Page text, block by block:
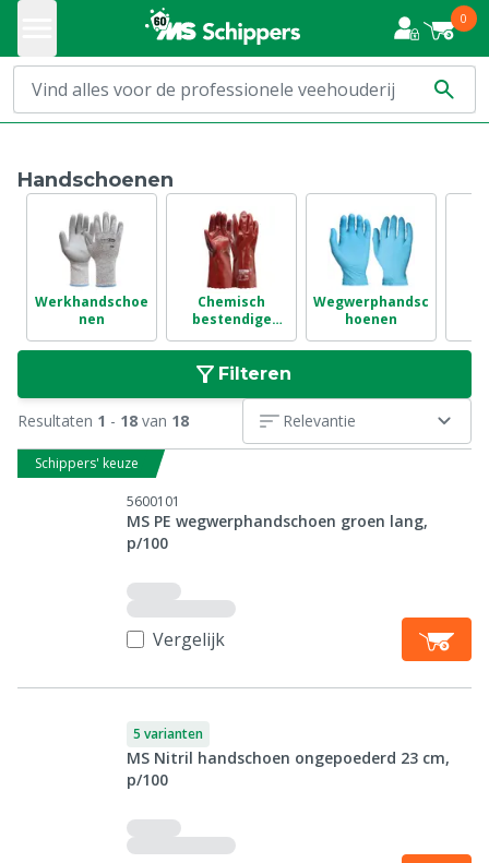
0
Handschoenen
Werkhandschoe
nen
Chemisch
bestendige
handschoenen
Wegwerphandsc
hoenen
Filteren
Resultaten 1 - 18 van 18 Relevantie
Schippers' keuze
5600101
MS PE wegwerphandschoen groen lang,
p/100
Vergelijk
5 varianten
MS Nitril handschoen ongepoederd 23 cm,
p/100